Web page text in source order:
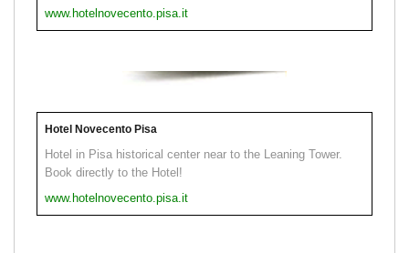
www.hotelnovecento.pisa.it
Hotel Novecento Pisa
Hotel in Pisa historical center near to the Leaning Tower.
Book directly to the Hotel!
www.hotelnovecento.pisa.it